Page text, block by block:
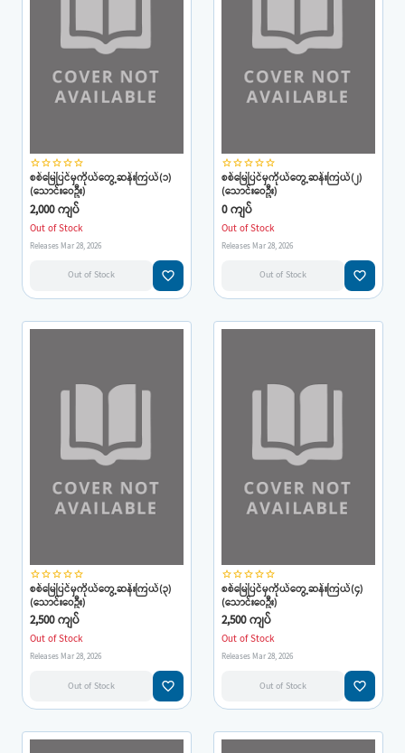
star_borderstar_borderstar_borderstar_borderstar_border
စစ်မြေပြင်မှကိုယ်တွေ့ဆန်းကြယ်(၁)
(သောင်းဝေဦး)
2,000 ကျပ်
Out of Stock
Releases Mar 28, 2026
Out of Stock favorite_border
star_borderstar_borderstar_borderstar_borderstar_border
စစ်မြေပြင်မှကိုယ်တွေ့ဆန်းကြယ်(၂)
(သောင်းဝေဦး)
0 ကျပ်
Out of Stock
Releases Mar 28, 2026
Out of Stock favorite_border
star_borderstar_borderstar_borderstar_borderstar_border
စစ်မြေပြင်မှကိုယ်တွေ့ဆန်းကြယ်(၃)
(သောင်းဝေဦး)
2,500 ကျပ်
Out of Stock
Releases Mar 28, 2026
Out of Stock favorite_border
star_borderstar_borderstar_borderstar_borderstar_border
စစ်မြေပြင်မှကိုယ်တွေ့ဆန်းကြယ်(၄)
(သောင်းဝေဦး)
2,500 ကျပ်
Out of Stock
Releases Mar 28, 2026
Out of Stock favorite_border